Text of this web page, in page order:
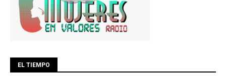
EL TIEMPO